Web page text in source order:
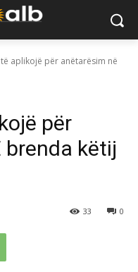
aplikojë për anëtarësim në
për
brenda këtij
0
33